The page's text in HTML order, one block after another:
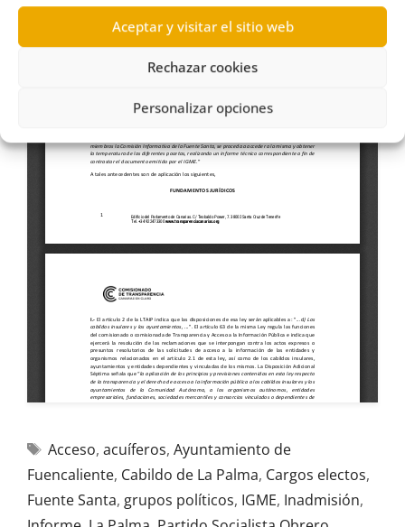
Aceptar y visitar el sitio web
Rechazar cookies
Personalizar opciones
Acceso, acuíferos, Ayuntamiento de
Fuencaliente, Cabildo de La Palma, Cargos electos,
Fuente Santa, grupos políticos, IGME, Inadmisión,